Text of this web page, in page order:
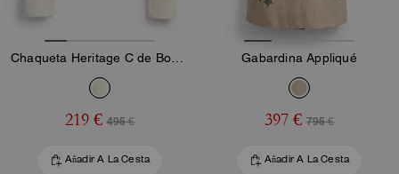
219 € 495 €
Añadir A La Cesta
Gabardina Appliqué
397 € 795 €
Añadir A La Cesta